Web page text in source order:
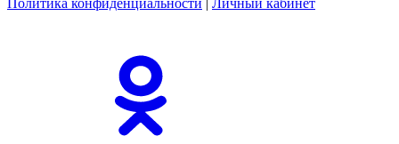
Политика конфиденциальности | Личный кабинет